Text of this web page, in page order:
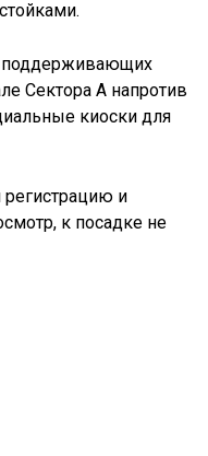
поддерживающих
Сектора А напротив
киоски для
и
к посадке не